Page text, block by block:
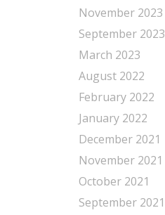
November 2023
September 2023
March 2023
August 2022
February 2022
January 2022
December 2021
November 2021
October 2021
September 2021